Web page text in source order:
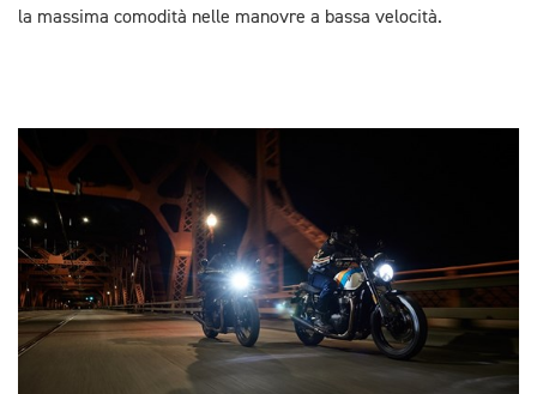
la massima comodità nelle manovre a bassa velocità.